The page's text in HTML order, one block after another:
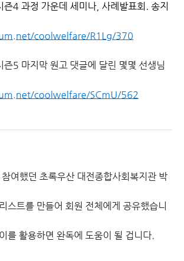
4 과정 가운데 세미나, 사례발표회. 송지
coolwelfare/R1Lg/370
5 마지막 원고 댓글에 달린 몇몇 선생님
coolwelfare/SCmU/562
여했던 초록우산 대전종합사회복지관 박
스트를 만들어 회원 전체에게 공유했습니
를 활용하면 완독에 도움이 될 겁니다.